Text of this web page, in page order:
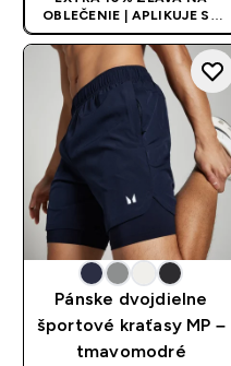
OBLEČENIE | APLIKUJE SA
AUTOMATICKY PRI KÚPE 3
Pánske dvojdielne
športové kraťasy MP –
tmavomodré